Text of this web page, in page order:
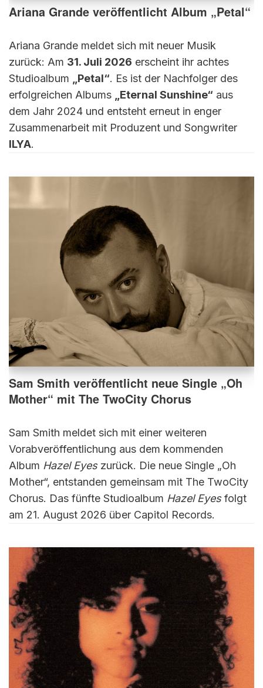
Ariana Grande veröffentlicht Album „Petal“
Ariana Grande meldet sich mit neuer Musik
zurück: Am 31. Juli 2026 erscheint ihr achtes
Studioalbum
„Petal“. Es ist der Nachfolger des
erfolgreichen Albums
„Eternal Sunshine“ aus
dem Jahr 2024 und entsteht erneut in enger
Zusammenarbeit mit Produzent und Songwriter
ILYA.
Sam Smith veröffentlicht neue Single „Oh
Mother“ mit The TwoCity Chorus
Sam Smith meldet sich mit einer weiteren
Vorabveröffentlichung aus dem kommenden
Album Hazel Eyeszurück. Die neue Single „Oh
Mother“, entstanden gemeinsam mit The TwoCity
Chorus. Das fünfte Studioalbum Hazel Eyesfolgt
am 21. August 2026 über Capitol Records.